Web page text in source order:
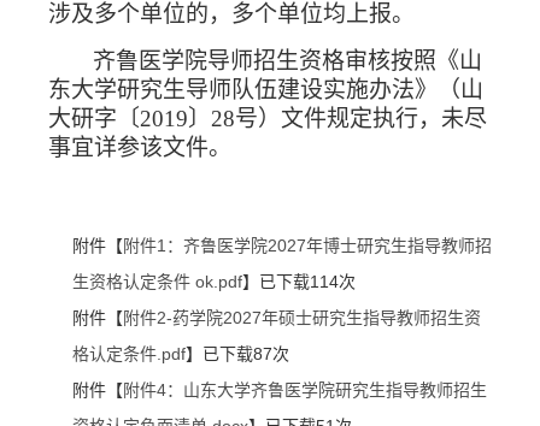
涉及多个单位的，多个单位均上报。
齐鲁医学院导师招生资格审核按照《山
东大学研究生导师队伍建设实施办法》（山
大研字〔2019〕 28号）文件规定执行，未尽
事宜详参该文件。
附件【附件1：齐鲁医学院2027年博士研究生指导教师招
生资格认定条件 ok.pdf】已下载114次
附件【附件2-药学院2027年硕士研究生指导教师招生资
格认定条件.pdf】已下载87次
附件【附件4：山东大学齐鲁医学院研究生指导教师招生